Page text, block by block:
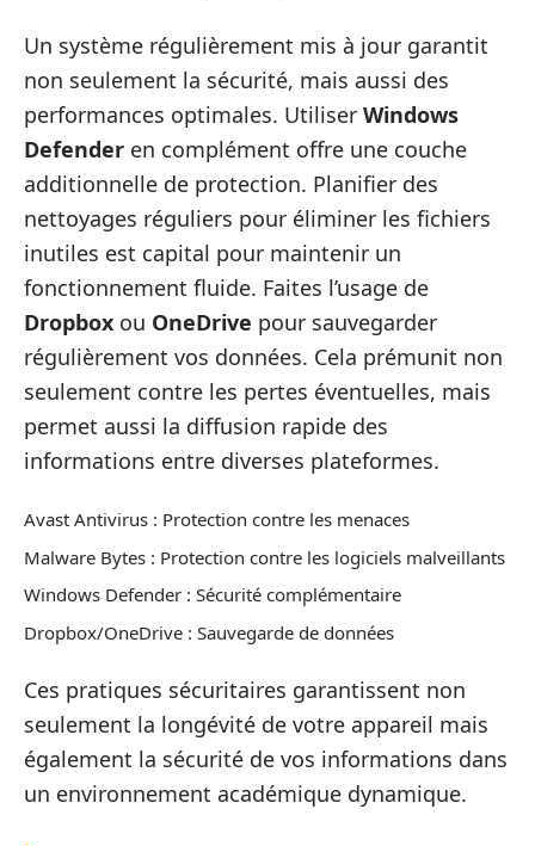
Un système régulièrement mis à jour garantit
non seulement la sécurité, mais aussi des
performances optimales. Utiliser Windows
Defender en complément offre une couche
additionnelle de protection. Planifier des
nettoyages réguliers pour éliminer les fichiers
inutiles est capital pour maintenir un
fonctionnement fluide. Faites l’usage de
Dropbox ou OneDrive pour sauvegarder
régulièrement vos données. Cela prémunit non
seulement contre les pertes éventuelles, mais
permet aussi la diffusion rapide des
informations entre diverses plateformes.
Avast Antivirus : Protection contre les menaces
Malware Bytes : Protection contre les logiciels malveillants
Windows Defender : Sécurité complémentaire
Dropbox/OneDrive : Sauvegarde de données
Ces pratiques sécuritaires garantissent non
seulement la longévité de votre appareil mais
également la sécurité de vos informations dans
un environnement académique dynamique.